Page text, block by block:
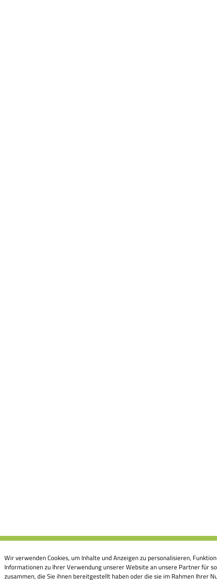
Wir verwenden Cookies, um Inhalte und Anzeigen zu personalisieren,
Informationen zu Ihrer Verwendung unserer Website an unsere Partner für
zusammen, die Sie ihnen bereitgestellt haben oder die sie im Rahmen Ihrer